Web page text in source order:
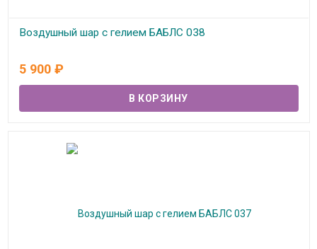
Воздушный шар с гелием БАБЛС 038
5 900 ₽